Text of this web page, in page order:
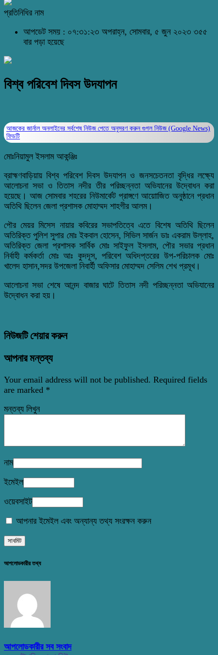
প্রতিনিধির নাম
আপডেট সময় : ০৭:৩১:২৩ অপরাহ্ন, সোমবার, ৫ জুন ২০২৩ ৩৫৫
বার পড়া হয়েছে
বিশ্ব পরিবেশ দিবস উদযাপন
আজকের জার্নাল অনলাইনের সর্বশেষ নিউজ পেতে অনুসরণ করুন গুগল নিউজ (Google News)
ফিডটি
মোঃনিয়ামুল ইসলাম আকন্ঞ্জিঃ
ব্রাহ্মণবাড়িয়ায় বিশ্ব পরিবেশ দিবস উদযাপন ও জনসচেতনতা বৃদ্ধির লক্ষ্যে
আলোচনা সভা ও তিতাস নদীর তীর পরিচ্ছন্নতা অভিযানের উদ্বোধন করা
হয়েছে। আজ সোমবার শহরের নিউমার্কেট প্রাঙ্গণে আয়োাজিত অনুষ্ঠানে প্রধান
অতিথি ছিলেন জেলা প্রশাসক মোহাম্মদ শাহগীর আলম।
পৌর মেয়র মিসেস নায়ার কবিরের সভাপতিত্বে এতে বিশেষ অতিথি ছিলেন
অতিরিক্ত পুলিশ সুপার মোঃ ইকবাল হোসেন, সিভিল সার্জন ডাঃ একরাম উল্লাহ,
অতিরিক্ত জেলা প্রশাসক সার্বিক মোঃ সাইফুল ইসলাম, পৌর সভার প্রধান
নির্বাহী কর্মকর্তা মোঃ আঃ কুদদূস, পরিবেশ অধিদপ্তরের উপ-পরিচালক মোঃ
খালেদ হাসান,সদর উপজেলা নিবার্হী অফিসার মোহাম্মদ সেলিম শেখ প্রমূখ।
আলোচনা সভা শেষে আনন্দ বাজার ঘাটে তিতাস নদী পরিচ্ছন্নতা অভিযানের
উদ্বোধন করা হয়।
নিউজটি শেয়ার করুন
আপনার মন্তব্য
Your email address will not be published. Required fields
are marked *
মন্তব্য লিখুন
নাম
ইমেইল
ওয়েবসাইট
আপনার ইমেইল এবং অন্যান্য তথ্য সংরক্ষন করুন
আপলোডকারীর তথ্য
আপলোডকারীর সব সংবাদ